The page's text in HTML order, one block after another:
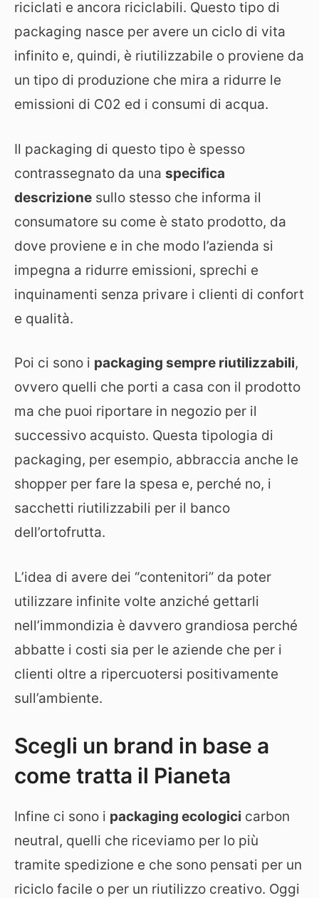
riciclati e ancora riciclabili. Questo tipo di
packaging nasce per avere un ciclo di vita
infinito e, quindi, è riutilizzabile o proviene da
un tipo di produzione che mira a ridurre le
emissioni di C02 ed i consumi di acqua.
Il packaging di questo tipo è spesso
contrassegnato da una specifica
descrizione sullo stesso che informa il
consumatore su come è stato prodotto, da
dove proviene e in che modo l’azienda si
impegna a ridurre emissioni, sprechi e
inquinamenti senza privare i clienti di confort
e qualità.
Poi ci sono i packaging sempre riutilizzabili,
ovvero quelli che porti a casa con il prodotto
ma che puoi riportare in negozio per il
successivo acquisto. Questa tipologia di
packaging, per esempio, abbraccia anche le
shopper per fare la spesa e, perché no, i
sacchetti riutilizzabili per il banco
dell’ortofrutta.
L’idea di avere dei “contenitori” da poter
utilizzare infinite volte anziché gettarli
nell’immondizia è davvero grandiosa perché
abbatte i costi sia per le aziende che per i
clienti oltre a ripercuotersi positivamente
sull’ambiente.
Scegli un brand in base a
come tratta il Pianeta
Infine ci sono i packaging ecologici carbon
neutral, quelli che riceviamo per lo più
tramite spedizione e che sono pensati per un
riciclo facile o per un riutilizzo creativo. Oggi